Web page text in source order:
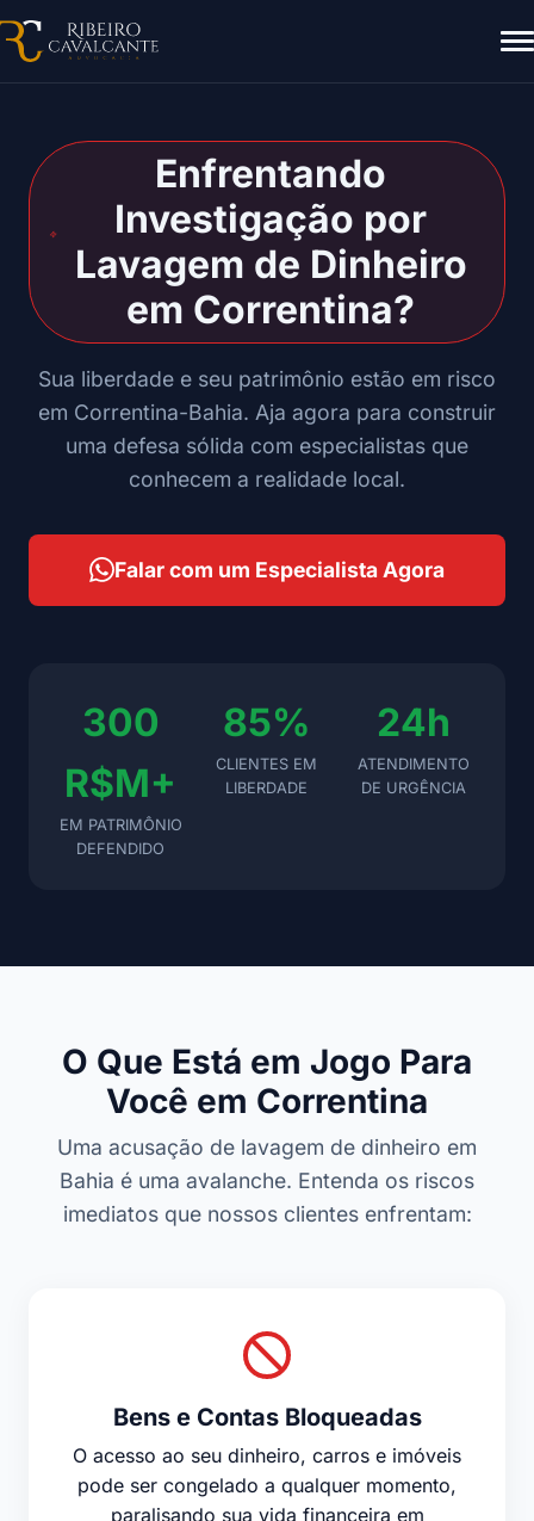
Enfrentando
Investigação por
Lavagem de Dinheiro
em Correntina?
Sua liberdade e seu patrimônio estão em risco
em Correntina-Bahia. Aja agora para construir
uma defesa sólida com especialistas que
conhecem a realidade local.
Falar com um Especialista Agora
300
R$M+
EM PATRIMÔNIO
DEFENDIDO
85%
CLIENTES EM
LIBERDADE
24h
ATENDIMENTO
DE URGÊNCIA
O Que Está em Jogo Para
Você em Correntina
Uma acusação de lavagem de dinheiro em
Bahia é uma avalanche. Entenda os riscos
imediatos que nossos clientes enfrentam:
Bens e Contas Bloqueadas
O acesso ao seu dinheiro, carros e imóveis
pode ser congelado a qualquer momento,
paralisando sua vida financeira em